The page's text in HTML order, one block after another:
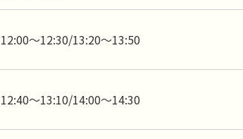
12:00～12:30/13:20～13:50
12:40～13:10/14:00～14:30